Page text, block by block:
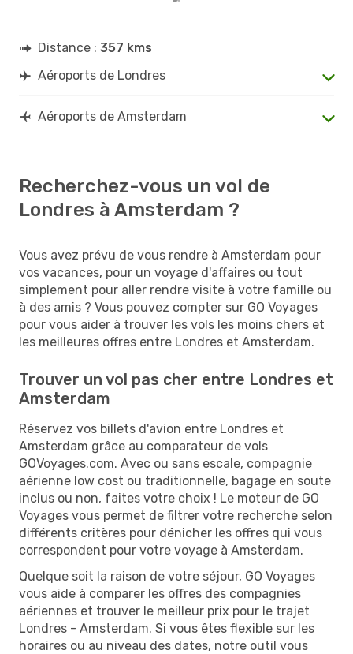
Distance : 357 kms
Aéroports de Londres
Aéroports de Amsterdam
Recherchez-vous un vol de
Londres à Amsterdam ?
Vous avez prévu de vous rendre à Amsterdam pour
vos vacances, pour un voyage d'affaires ou tout
simplement pour aller rendre visite à votre famille ou
à des amis ? Vous pouvez compter sur GO Voyages
pour vous aider à trouver les vols les moins chers et
les meilleures offres entre Londres et Amsterdam.
Trouver un vol pas cher entre Londres et
Amsterdam
Réservez vos billets d'avion entre Londres et
Amsterdam grâce au comparateur de vols
GOVoyages.com. Avec ou sans escale, compagnie
aérienne low cost ou traditionnelle, bagage en soute
inclus ou non, faites votre choix ! Le moteur de GO
Voyages vous permet de filtrer votre recherche selon
différents critères pour dénicher les offres qui vous
correspondent pour votre voyage à Amsterdam.
Quelque soit la raison de votre séjour, GO Voyages
vous aide à comparer les offres des compagnies
aériennes et trouver le meilleur prix pour le trajet
Londres - Amsterdam. Si vous êtes flexible sur les
horaires ou au niveau des dates, notre outil vous